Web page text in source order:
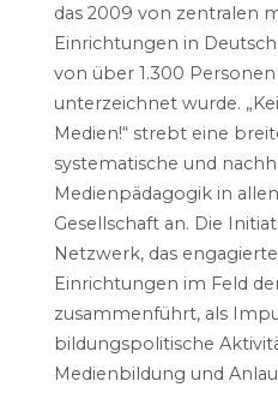
das 2009 von zentralen
Einrichtungen in
von über 1.300
unterzeichnet wurde.
Medien!“ strebt eine
systematische und
Medienpädagogik in
Gesellschaft an. Die
Netzwerk, das
Einrichtungen im Feld
zusammenführt, als
bildungspolitische
Medienbildung und